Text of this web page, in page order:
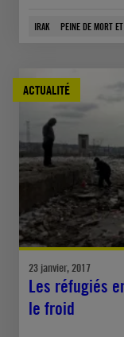
IRAK PEINE DE MORT
ACTUALITÉ
23 janvier, 2017
Les réfugiés
le froid